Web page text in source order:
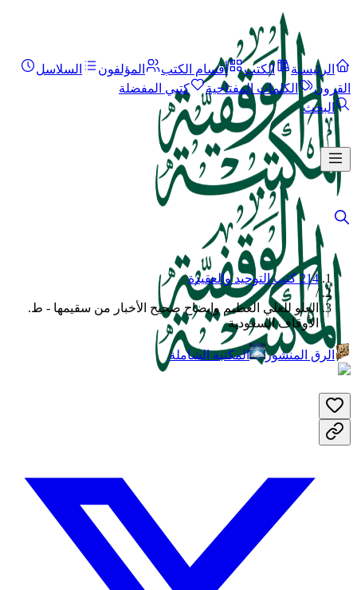
الرئيسية الكتب أقسام الكتب المؤلفون
السلاسل
القرون
الكلمات المفتاحية
كتبي المفضلة
البحث
214 كتب التوحيد والعقيدة
/
العلو للعلي العظيم وإيضاح صحيح الأخبار من سقيمها - ط.
الأوقاف السعودية
الرق المنشور المكتبة الشاملة